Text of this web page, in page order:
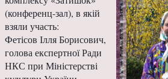
(конференц-зал), в якій
взяли участь:
Фетісов Ілля Борисович,
голова експертної Ради
НКС при Міністерстві